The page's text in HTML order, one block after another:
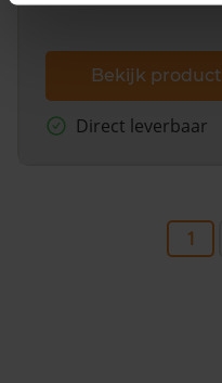
Bekijk product
Direct leverbaar
1